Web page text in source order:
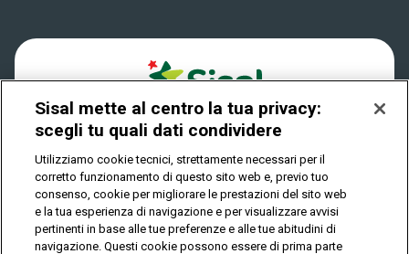
Play Your Date
Privacy
IL GIOCO È VIETATO AI MINORI E PUÒ CAUSARE
DIPENDENZA PATOLOGICA
Sisal mette al centro la tua privacy:
scegli tu quali dati condividere
Utilizziamo cookie tecnici, strettamente necessari per il
corretto funzionamento di questo sito web e, previo tuo
consenso, cookie per migliorare le prestazioni del sito web
e la tua esperienza di navigazione e per visualizzare avvisi
pertinenti in base alle tue preferenze e alle tue abitudini di
navigazione. Questi cookie possono essere di prima parte